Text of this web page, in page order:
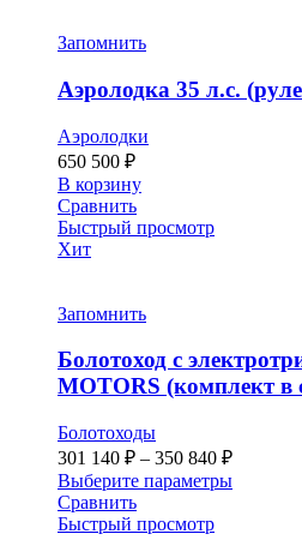
Запомнить
Аэролодка 35 л.с.
Аэролодки
650 500 ₽
В корзину
Сравнить
Быстрый просмотр
Хит
Запомнить
Болотоход с
MOTORS (комплект в
Болотоходы
301 140 ₽ – 350 840 ₽Диапазон
цен:
Выберите параметрыЭтот
Сравнить
Быстрый просмотр